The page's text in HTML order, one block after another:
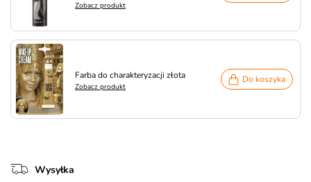
Zobacz produkt
Farba do charakteryzacji złota
Zobacz produkt
Do koszyka
Wysyłka